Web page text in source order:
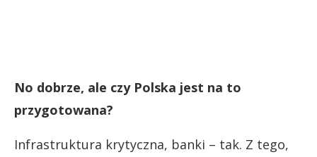
No dobrze, ale czy Polska jest na to
przygotowana?
Infrastruktura krytyczna, banki – tak. Z tego,